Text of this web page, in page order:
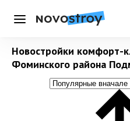
Меню
Новостройки комфорт-
Фоминского района